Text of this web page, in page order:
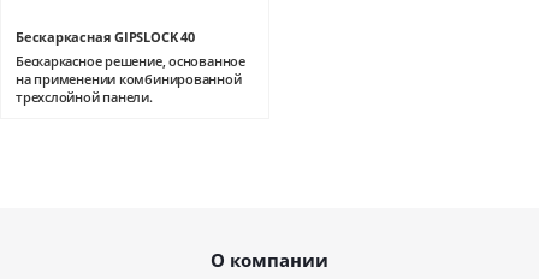
Бескаркасная GIPSLOCK 40
Бескаркасное решение, основанное
на применении комбинированной
трехслойной панели.
О компании